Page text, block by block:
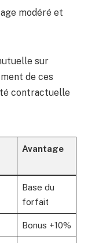
modéré et
sur
de ces
contractuelle
Avantage
Base du
forfait
Bonus +10%